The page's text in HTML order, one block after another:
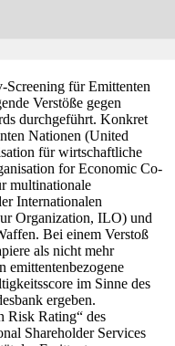
Screening für Emittenten
Verstöße gegen
durchgeführt. Konkret
Nationen (United
für wirtschaftliche
for Economic Co-
multinationale
Internationalen
Organization, ILO) und
Bei einem Verstoß
als nicht mehr
emittentenbezogene
im Sinne des
ergeben.
Risk Rating“ des
Shareholder Services